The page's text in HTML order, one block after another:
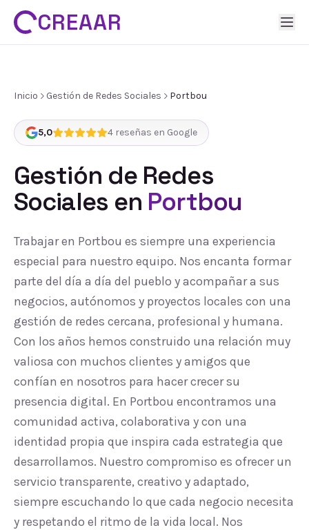
CREAAR
Inicio Gestión de Redes Sociales Portbou
5,0 4 reseñas en Google
Gestión de Redes
Sociales en Portbou
Trabajar en Portbou es siempre una experiencia
especial para nuestro equipo. Nos encanta formar
parte del día a día del pueblo y acompañar a sus
negocios, autónomos y proyectos locales con una
gestión de redes cercana, profesional y humana.
Con los años hemos construido una relación muy
valiosa con muchos clientes y amigos que
confían en nosotros para hacer crecer su
presencia digital. En Portbou encontramos una
comunidad activa, colaborativa y con una
identidad propia que inspira cada estrategia que
desarrollamos. Nuestro compromiso es ofrecer un
servicio transparente, creativo y adaptado,
siempre escuchando lo que cada negocio necesita
y respetando el ritmo de la vida local. Nos